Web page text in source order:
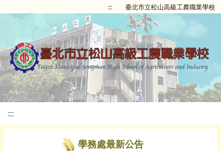
::: 臺北市立松山高級工農職業學校
:::
學務處最新公告